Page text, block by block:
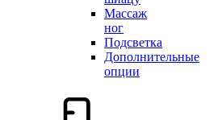
Массаж
ног
Подсветка
Дополнительные
опции